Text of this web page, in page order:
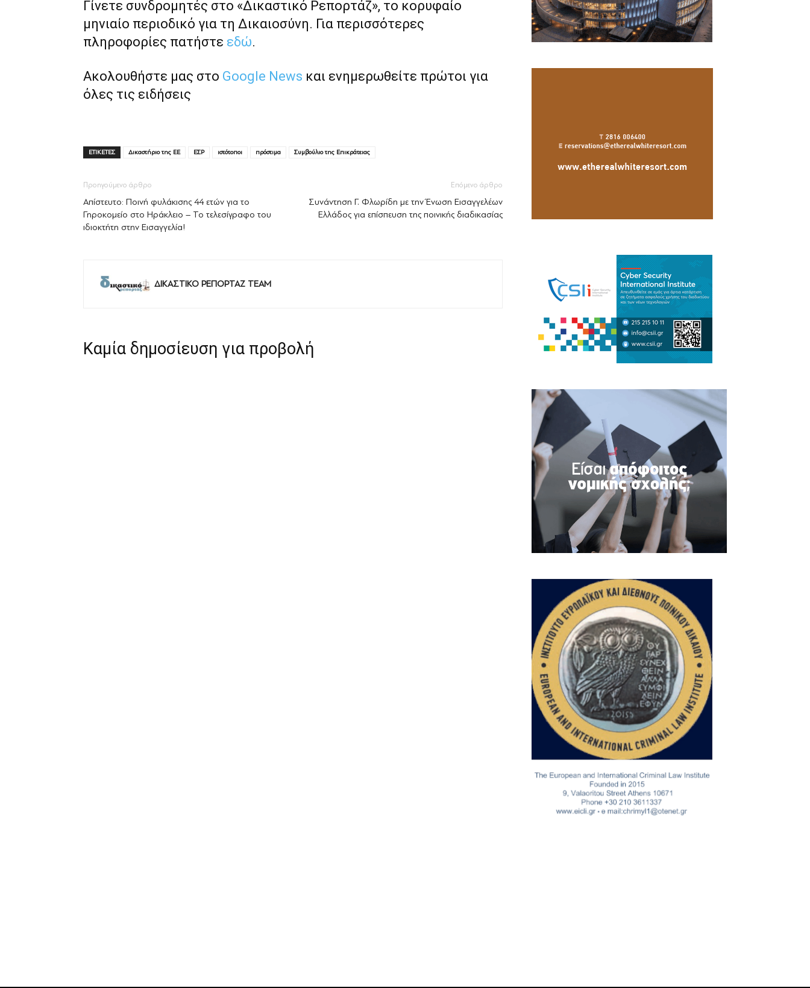
Γίνετε συνδρομητές στο «Δικαστικό Ρεπορτάζ», το κορυφαίο
μηνιαίο περιοδικό για τη Δικαιοσύνη. Για περισσότερες
πληροφορίες πατήστε εδώ.
Ακολουθήστε μας στο Google News και ενημερωθείτε πρώτοι για
όλες τις ειδήσεις
ΕΤΙΚΕΤΕΣ Δικαστήριο της ΕΕ ΕΣΡ ιστότοποι πρόστιμα Συμβούλιο της Επικράτειας
Προηγούμενο άρθρο
Απίστευτο: Ποινή φυλάκισης 44 ετών για το
Γηροκομείο στο Ηράκλειο – Το τελεσίγραφο του
ιδιοκτήτη στην Εισαγγελία!
Επόμενο άρθρο
Συνάντηση Γ. Φλωρίδη με την Ένωση Εισαγγελέων
Ελλάδος για επίσπευση της ποινικής διαδικασίας
ΔΙΚΑΣΤΙΚΟ ΡΕΠΟΡΤΑΖ TEAM
Καμία δημοσίευση για προβολή